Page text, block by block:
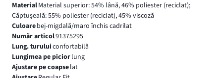
MaterialMaterial superior: 54% lână, 46% poliester (reciclat);
Căptuşeală: 55% poliester (reciclat), 45% viscoză
Culoarebej-migdală/maro închis cadrilat
Număr articol91375295
Lung. turuluiconfortabilă
Lungimea pe piciorlung
Ajustare pe coapselat